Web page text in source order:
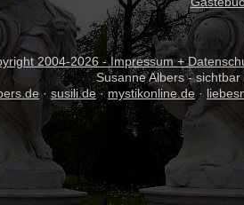
2004-2026 - Impressum +
Susanne Albers -
· susili.de·mystikonline.de ·